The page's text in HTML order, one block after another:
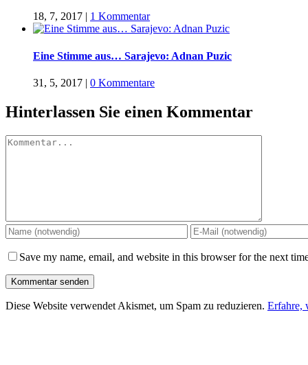
18, 7, 2017 | 1 Kommentar
Eine Stimme aus… Sarajevo: Adnan Puzic
31, 5, 2017 | 0 Kommentare
Hinterlassen Sie einen Kommentar
Kommentar
Save my name, email, and website in this browser for the next
Diese Website verwendet Akismet, um Spam zu reduzieren. Erfahre,